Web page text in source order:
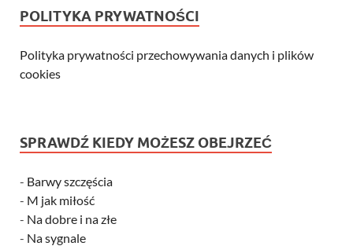
POLITYKA PRYWATNOŚCI
Polityka prywatności przechowywania danych i plików
cookies
SPRAWDŹ KIEDY MOŻESZ OBEJRZEĆ
- Barwy szczęścia
- M jak miłość
- Na dobre i na złe
- Na sygnale